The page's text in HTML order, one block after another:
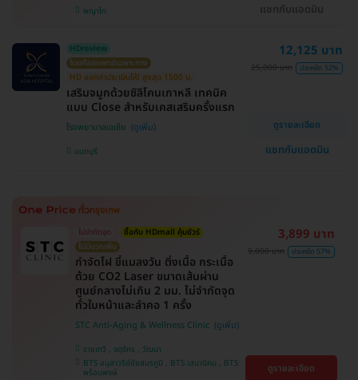
พญาไท แชทกับแอดมิน
HDreview
โดยศัลยแพทย์เฉพาะทาง
HD ออกค่าประเมินให้! สูงสุด 1500 บ.
เสริมจมูกด้วยซิลิโคนเกาหลี เทคนิค
แบบ Close สำหรับเคสเสริมครั้งแรก
โรงพยาบาลเอเซีย
นนทบุรี
12,125 บาท
25,000 บาท ประหยัด 52%
ดูรายละเอียด
แชทกับแอดมิน
ไม่จำกัดจุด
ซื้อกับ HDmall คุ้มชัวร์
ไม่มีบวกเพิ่ม
กำจัดไฝ ขี้แมลงวัน ติ่งเนื้อ กระเนื้อ
ด้วย CO2 Laser ขนาดเส้นผ่าน
ศูนย์กลางไม่เกิน 2 มม. ไม่จำกัดจุด
ทั่วใบหน้าและลำคอ 1 ครั้ง
STC Anti-Aging & Wellness Clinic
ราชเทวี , จตุจักร , วัฒนา
BTS อนุสาวรีย์ชัยสมรภูมิ , BTS เสนานิคม , BTS
พร้อมพงษ์
3,899 บาท
9,000 บาท ประหยัด 57%
ดูรายละเอียด